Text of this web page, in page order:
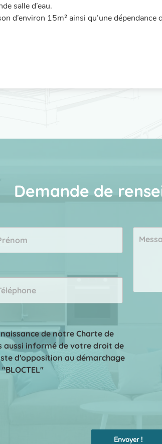
salle d’eau.
d’environ 15m² ainsi qu’une
Demande de
de notre Charte de
aussi informé de votre droit de
d'opposition au démarchage